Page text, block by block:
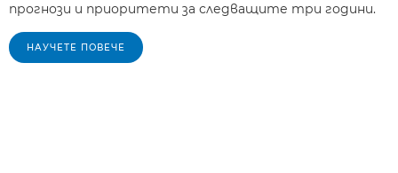
прогнози и приоритети за следващите три години.
НАУЧЕТЕ ПОВЕЧЕ